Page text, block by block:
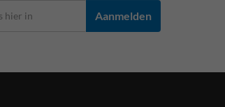
Aanmelden